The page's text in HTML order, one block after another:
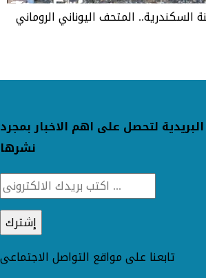
السكندرية.. المتحف اليوناني الروماني
لتحصل على اهم الاخبار بمجرد
نشرها
تابعنا على مواقع التواصل الاجتماعى